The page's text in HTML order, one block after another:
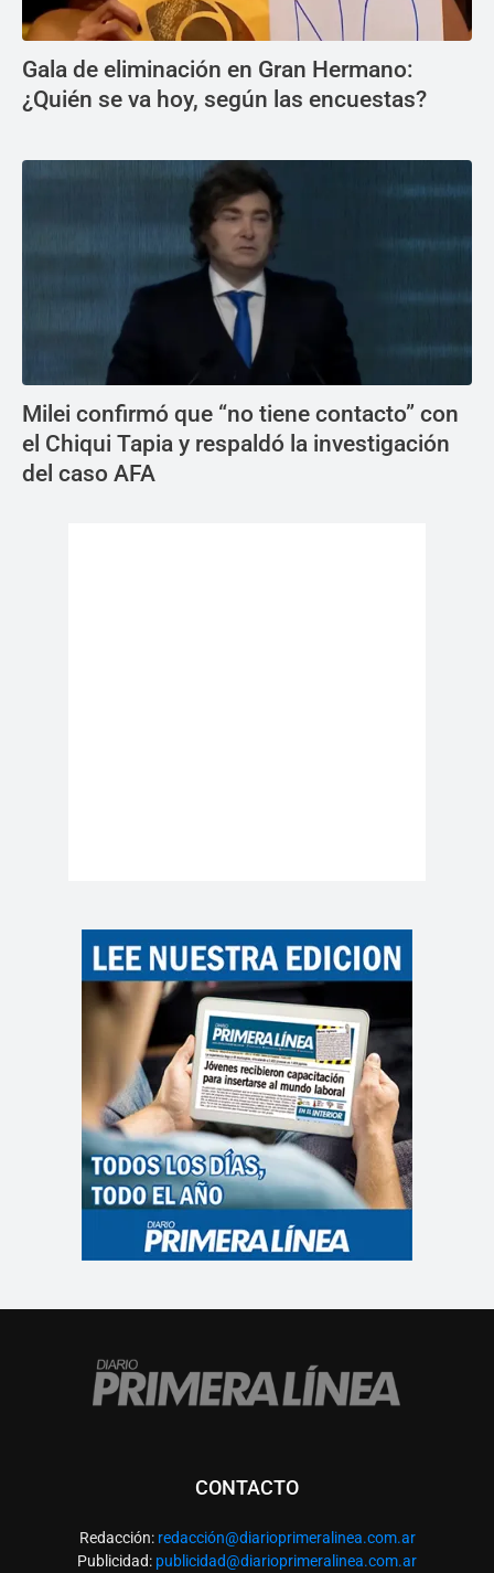
Gala de eliminación en Gran Hermano:
¿Quién se va hoy, según las encuestas?
Milei confirmó que “no tiene contacto” con
el Chiqui Tapia y respaldó la investigación
del caso AFA
CONTACTO
Redacción: redacción@diarioprimeralinea.com.ar
Publicidad: publicidad@diarioprimeralinea.com.ar